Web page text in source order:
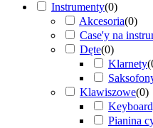
Instrumenty(0)
Akcesoria(0)
Case'y na
Dęte(0)
Klarnety(
Klawiszowe(0)
Pianina